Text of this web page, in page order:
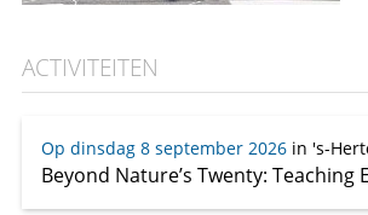
ACTIVITEITEN
Op dinsdag 8 september 2026in 's-